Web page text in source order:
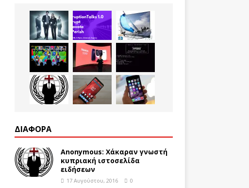
ΔΙΑΦΟΡΑ
Anonymous: Χάκαραν γνωστή
κυπριακή ιστοσελίδα
ειδήσεων
17 Αυγούστου, 2016 0